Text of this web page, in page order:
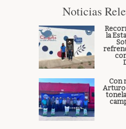
Noticias
la
Con
Arturo